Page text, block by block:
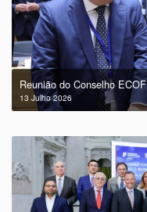
Reunião do Conselho
13 Julho 2026